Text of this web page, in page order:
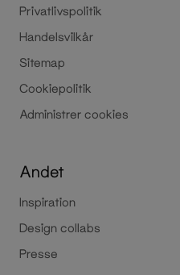
Privatlivspolitik
Handelsvilkår
Sitemap
Cookiepolitik
Administrer cookies
Andet
Inspiration
Design collabs
Presse